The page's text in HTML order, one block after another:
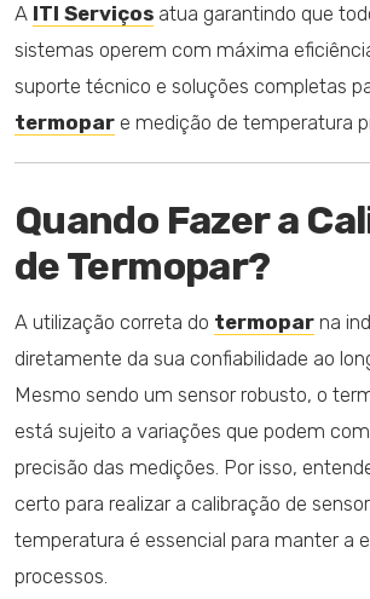
A ITI Serviços atua garantindo que
sistemas operem com máxima
suporte técnico e soluções completas
termopar e medição de temperatura
Quando Fazer a
de Termopar?
A utilização correta do termopar na
diretamente da sua confiabilidade ao
Mesmo sendo um sensor robusto, o
está sujeito a variações que podem
precisão das medições. Por isso,
certo para realizar a calibração de
temperatura é essencial para manter a
processos.